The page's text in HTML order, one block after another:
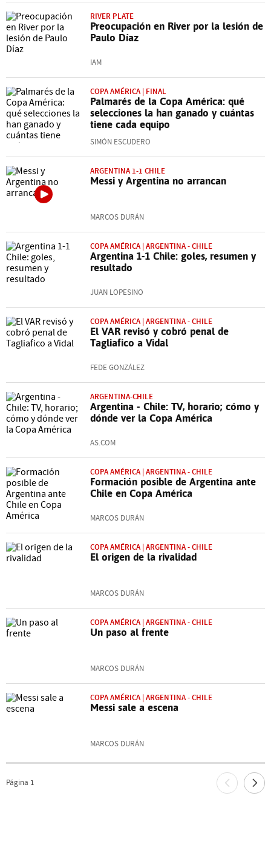
RIVER PLATE
Preocupación en River por la lesión de
Paulo Díaz
IAM
COPA AMÉRICA | FINAL
Palmarés de la Copa América: qué
selecciones la han ganado y cuántas
tiene cada equipo
SIMÓN ESCUDERO
ARGENTINA 1-1 CHILE
Messi y Argentina no arrancan
MARCOS DURÁN
COPA AMÉRICA | ARGENTINA - CHILE
Argentina 1-1 Chile: goles, resumen y
resultado
JUAN LOPESINO
COPA AMÉRICA | ARGENTINA - CHILE
El VAR revisó y cobró penal de
Tagliafico a Vidal
FEDE GONZÁLEZ
ARGENTINA-CHILE
Argentina - Chile: TV, horario; cómo y
dónde ver la Copa América
AS.COM
COPA AMÉRICA | ARGENTINA - CHILE
Formación posible de Argentina ante
Chile en Copa América
MARCOS DURÁN
COPA AMÉRICA | ARGENTINA - CHILE
El origen de la rivalidad
MARCOS DURÁN
COPA AMÉRICA | ARGENTINA - CHILE
Un paso al frente
MARCOS DURÁN
COPA AMÉRICA | ARGENTINA - CHILE
Messi sale a escena
MARCOS DURÁN
Página 1